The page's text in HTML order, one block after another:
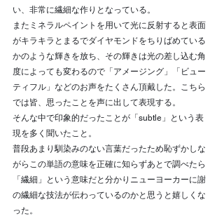
い、非常に繊細な作りとなっている。
またミネラルペイントを用いて光に反射すると表面
がキラキラとまるでダイヤモンドをちりばめている
かのような輝きを放ち、その輝きは光の差し込む角
度によっても変わるので「アメージング」「ビュー
ティフル」などのお声をたくさん頂戴した。こちら
では皆、思ったことを声に出して表現する。
そんな中で印象的だったことが「subtle」という表
現を多く聞いたこと。
普段あまり馴染みのない言葉だったため恥ずかしな
がらこの単語の意味を正確に知らずあとで調べたら
「繊細」という意味だと分かりニューヨーカーに謝
の繊細な技法が伝わっているのかと思うと嬉しくな
った。